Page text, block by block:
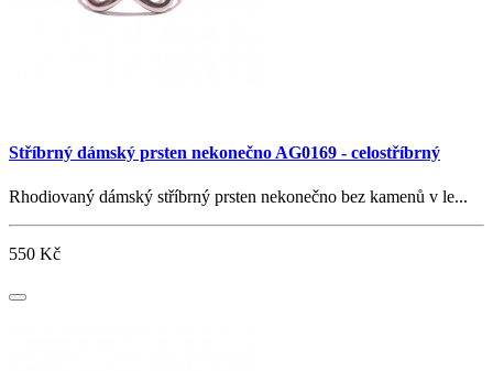
Stříbrný dámský prsten nekonečno AG0169 - celostříbrný
Rhodiovaný dámský stříbrný prsten nekonečno bez kamenů v le...
550 Kč